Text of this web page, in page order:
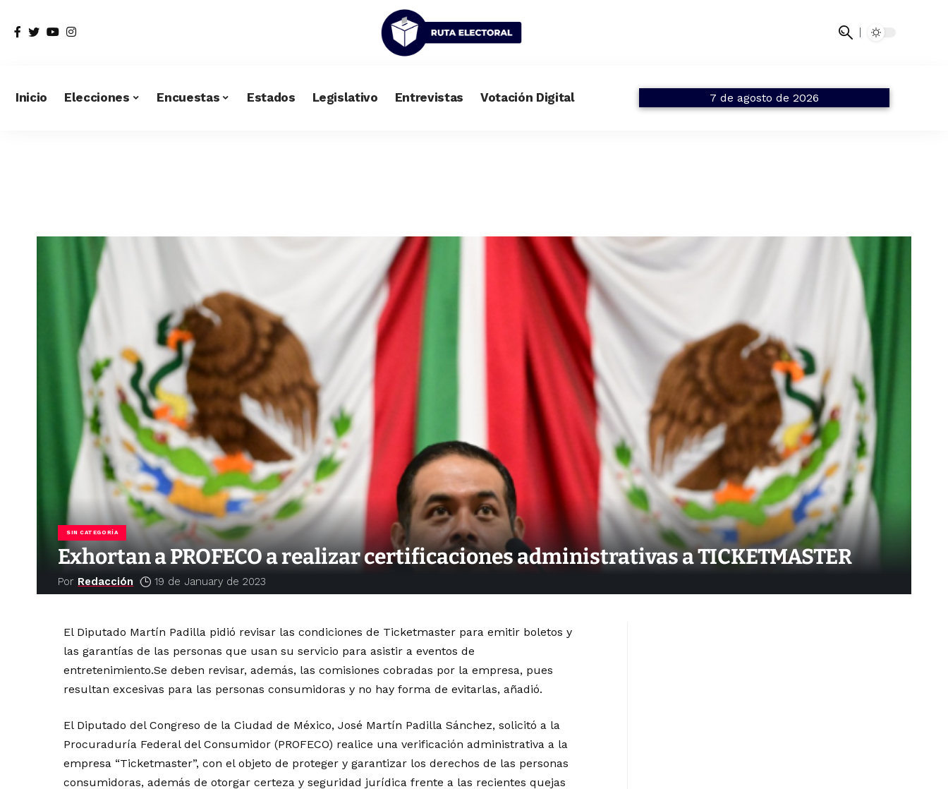
Inicio Elecciones Encuestas Estados Legislativo Entrevistas Votación Digital 7 de agosto de 2026
SIN CATEGORÍA
Exhortan a PROFECO a realizar certificaciones administrativas a TICKETMASTER
Por Redacción 19 de January de 2023
El Diputado Martín Padilla pidió revisar las condiciones de Ticketmaster para emitir boletos y
las garantías de las personas que usan su servicio para asistir a eventos de
entretenimiento.Se deben revisar, además, las comisiones cobradas por la empresa, pues
resultan excesivas para las personas consumidoras y no hay forma de evitarlas, añadió.
El Diputado del Congreso de la Ciudad de México, José Martín Padilla Sánchez, solicitó a la
Procuraduría Federal del Consumidor (PROFECO) realice una verificación administrativa a la
empresa “Ticketmaster”, con el objeto de proteger y garantizar los derechos de las personas
consumidoras, además de otorgar certeza y seguridad jurídica frente a las recientes quejas